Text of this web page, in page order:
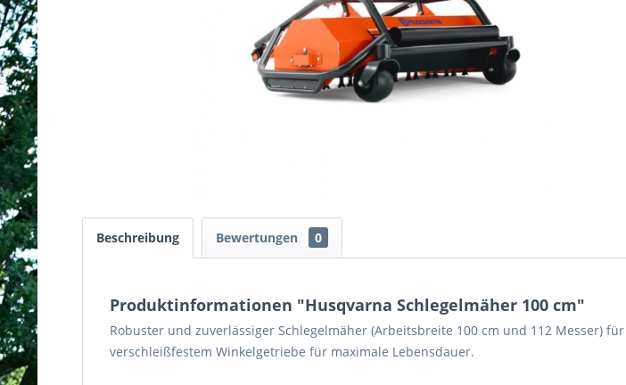
Beschreibung Bewertungen 0
Produktinformationen "Husqvarna Schlegelmäher 100 cm"
Robuster und zuverlässiger Schlegelmäher (Arbeitsbreite 100 cm und 112 Messer)
verschleißfestem Winkelgetriebe für maximale Lebensdauer.